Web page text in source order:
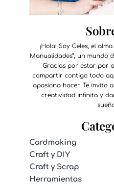
¡Hola! Soy Celes, el
Manualidades”, un mundo
Gracias por estar por
compartir contigo todo
apasiona hacer. Te invito
creatividad infinita y
Cardmaking
Craft y DIY
Craft y Scrap
Herramientas